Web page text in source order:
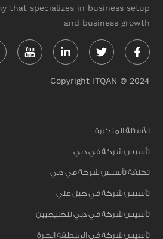
that specializes in business setup
and business growth
in f
Copyright ITQAN © 2024
الأسئلة المتكررة
تأسيس شركة في دبي
تكلفة تأسيس شركة في دبي
تأسيس شركة في جبل علي
تأسيس شركة في دبي للخليجيين
تأسيس شركة في المنطقة الحرة